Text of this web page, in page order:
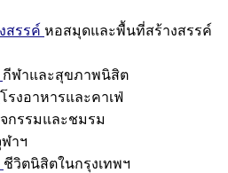
สรรค์ หอสมุดและพื้นที่สร้างสรรค์
กีฬาและสุขภาพนิสิต
โรงอาหารและคาเฟ่
กรรมและชมรม
าฯ
ชีวิตนิสิตในกรุงเทพฯ